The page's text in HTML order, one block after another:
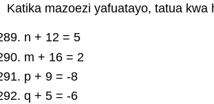
Katika mazoezi yafuatayo, tatua kwa
n + 12 = 5
m + 16 = 2
p + 9 = -8
q + 5 = -6